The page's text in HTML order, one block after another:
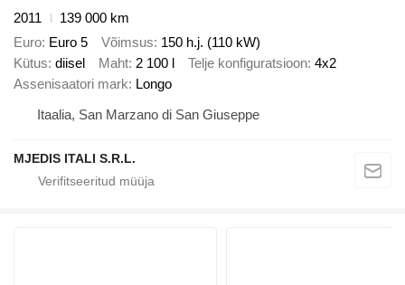
2011
139 000 km
Euro Euro 5 Võimsus 150 h.j. (110 kW)
Kütus diisel Maht 2 100 l Telje konfiguratsioon 4x2
Assenisaatori mark Longo
Itaalia, San Marzano di San Giuseppe
MJEDIS ITALI S.R.L.